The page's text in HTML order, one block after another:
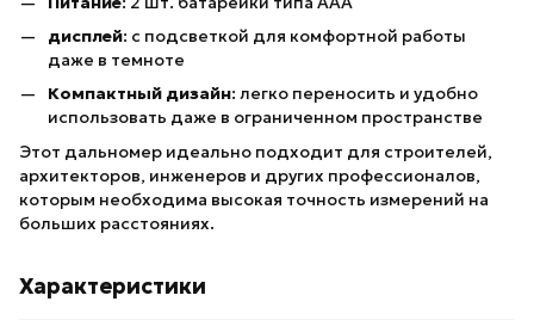
дисплей: с подсветкой для комфортной работы
даже в темноте
Компактный дизайн: легко переносить и удобно
использовать даже в ограниченном пространстве
Этот дальномер идеально подходит для строителей,
архитекторов, инженеров и других профессионалов,
которым необходима высокая точность измерений на
больших расстояниях.
Характеристики